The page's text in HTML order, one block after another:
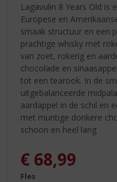
Lagavulin 8 Years Old is
Europese en
smaak structuur en een
prachtige whisky met
van zoet, rokerig en
chocolade en
tot een tearook. In de
uitgebalanceerde
aardappel in de schil en
met muntige donkere
schoon en heel lang
€ 68,99
Fles